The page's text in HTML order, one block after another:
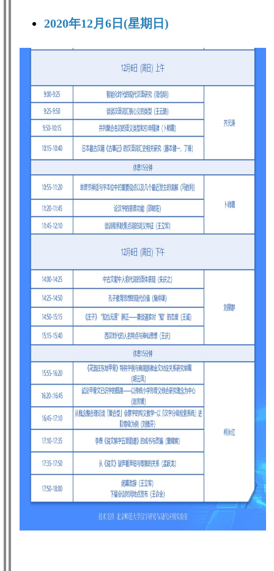
2020年12月6日(星期日)